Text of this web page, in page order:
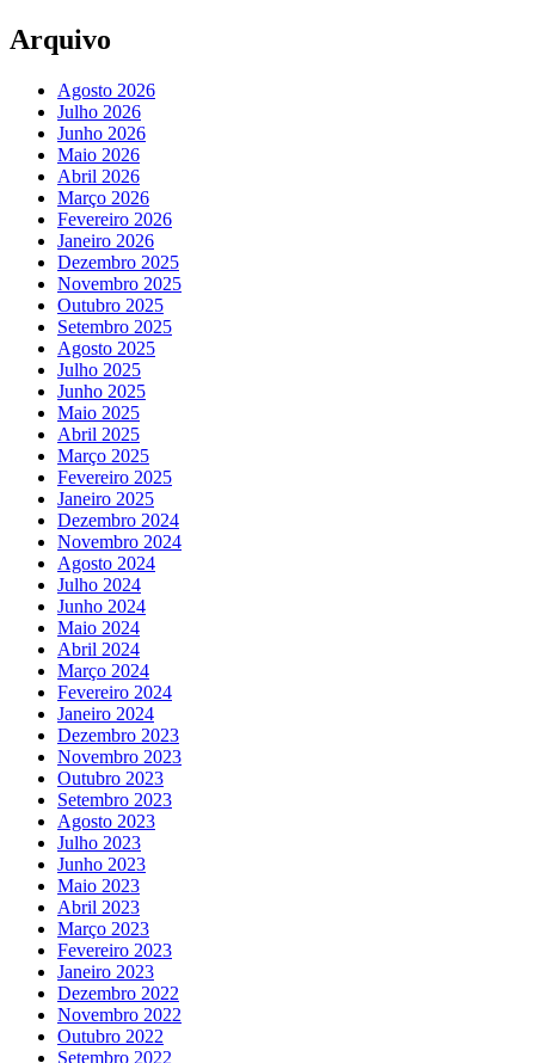
Arquivo
Agosto 2026
Julho 2026
Junho 2026
Maio 2026
Abril 2026
Março 2026
Fevereiro 2026
Janeiro 2026
Dezembro 2025
Novembro 2025
Outubro 2025
Setembro 2025
Agosto 2025
Julho 2025
Junho 2025
Maio 2025
Abril 2025
Março 2025
Fevereiro 2025
Janeiro 2025
Dezembro 2024
Novembro 2024
Agosto 2024
Julho 2024
Junho 2024
Maio 2024
Abril 2024
Março 2024
Fevereiro 2024
Janeiro 2024
Dezembro 2023
Novembro 2023
Outubro 2023
Setembro 2023
Agosto 2023
Julho 2023
Junho 2023
Maio 2023
Abril 2023
Março 2023
Fevereiro 2023
Janeiro 2023
Dezembro 2022
Novembro 2022
Outubro 2022
Setembro 2022